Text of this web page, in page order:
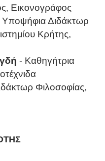
Εικονογράφος
Υποψήφια Διδάκτωρ
Κρήτης,
- Καθηγήτρια
Φιλοσοφίας,